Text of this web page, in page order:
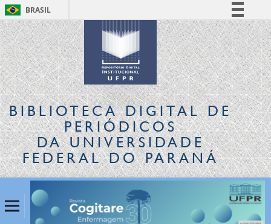
BRASIL
Simplifique!
Comunica BR
Participe
Acesso à informação
Legislação
Canais
BIBLIOTECA DIGITALDE
PERIÓDICOS
DA UNIVERSIDADE
FEDERAL DO PARANÁ